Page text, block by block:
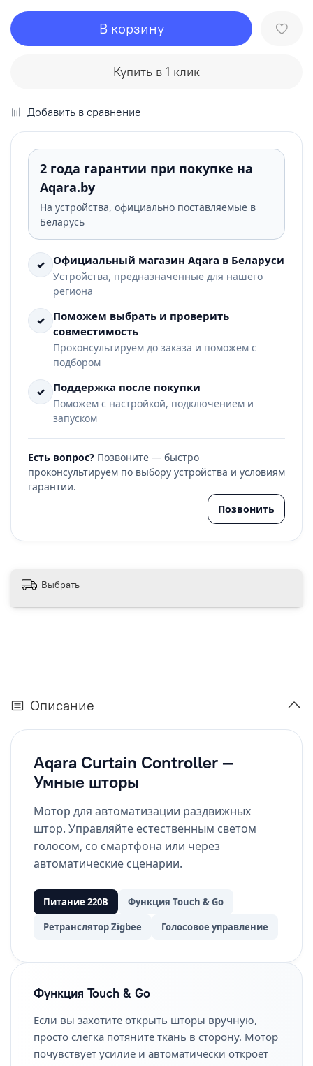
В корзину
Купить в 1 клик
Добавить в сравнение
2 года гарантии при покупке на
Aqara.by
На устройства, официально поставляемые в
Беларусь
✓ Официальный магазин Aqara в Беларуси
Устройства, предназначенные для нашего
региона
✓
Поможем выбрать и проверить
совместимость
Проконсультируем до заказа и поможем с
подбором
✓ Поддержка после покупки
Поможем с настройкой, подключением и
запуском
Есть вопрос? Позвоните — быстро
проконсультируем по выбору устройства и условиям
гарантии.
Позвонить
Выбрать
Описание
Aqara Curtain Controller —
Умные шторы
Мотор для автоматизации раздвижных
штор. Управляйте естественным светом
голосом, со смартфона или через
автоматические сценарии.
Питание 220В
Функция Touch & Go
Ретранслятор Zigbee
Голосовое управление
Функция Touch & Go
Если вы захотите открыть шторы вручную,
просто слегка потяните ткань в сторону. Мотор
почувствует усилие и автоматически откроет